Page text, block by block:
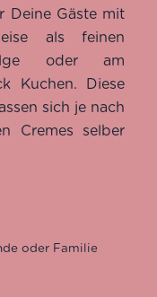
Deine Gäste mit
als feinen
oder am
Kuchen. Diese
sich je nach
Cremes selber
oder Familie